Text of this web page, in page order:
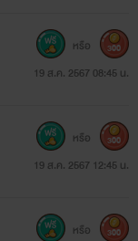
19 ส.ค. 2567 08:45 น.
หรือ 300
19 ส.ค. 2567 12:45 น.
หรือ 300
หรือ 300